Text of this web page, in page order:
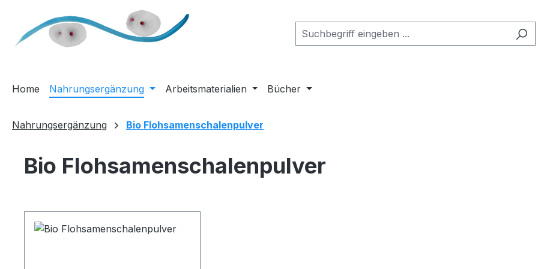
Hauptinhalt springen
Zur Suche springen
Zur Hauptnavigation springen
Home Nahrungsergänzung Arbeitsmaterialien Bücher
Nahrungsergänzung Bio Flohsamenschalenpulver
Bio Flohsamenschalenpulver